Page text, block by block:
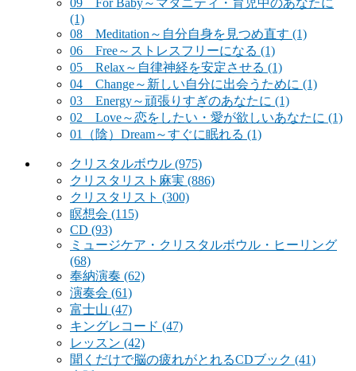
09 For Baby～マタニティ・育児中のあなたに
(1)
08 Meditation～自分自身を見つめ直す (1)
06 Free～ストレスフリーになる (1)
05 Relax～自律神経を安定させる (1)
04 Change～新しい自分に出会うために (1)
03 Energy～頑張りすぎのあなたに (1)
02 Love～恋をしたい・愛が欲しいあなたに (1)
01（陰）Dream～すぐに眠れる (1)
クリスタルボウル (975)
クリスタリスト麻実 (886)
クリスタリスト (300)
瞑想会 (115)
CD (93)
ミュージケア・クリスタルボウル・ヒーリング
(68)
奉納演奏 (62)
演奏会 (61)
富士山 (47)
キングレコード (47)
レッスン (42)
聞くだけで脳の疲れがとれるCDブック (41)